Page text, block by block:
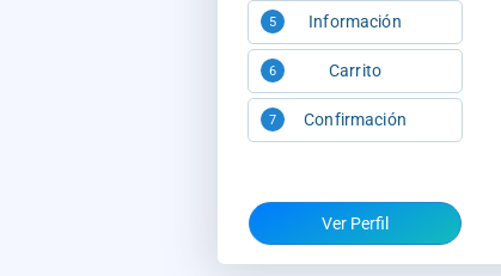
5 Información
6 Carrito
7 Confirmación
Ver Perfil